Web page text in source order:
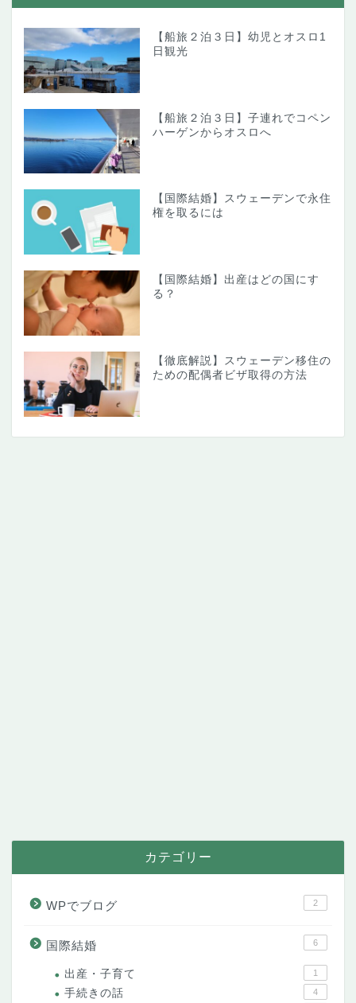
【船旅２泊３日】幼児とオスロ1
日観光
【船旅２泊３日】子連れでコペン
ハーゲンからオスロへ
【国際結婚】スウェーデンで永住
権を取るには
【国際結婚】出産はどの国にす
る？
【徹底解説】スウェーデン移住の
ための配偶者ビザ取得の方法
カテゴリー
WPでブログ 2
国際結婚 6
出産・子育て 1
手続きの話 4